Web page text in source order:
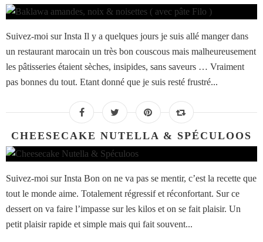
Suivez-moi sur Insta Il y a quelques jours je suis allé manger dans
un restaurant marocain un très bon couscous mais malheureusement
les pâtisseries étaient sèches, insipides, sans saveurs … Vraiment
pas bonnes du tout. Etant donné que je suis resté frustré...
CHEESECAKE NUTELLA & SPÉCULOOS
Suivez-moi sur Insta Bon on ne va pas se mentir, c’est la recette que
tout le monde aime. Totalement régressif et réconfortant. Sur ce
dessert on va faire l’impasse sur les kilos et on se fait plaisir. Un
petit plaisir rapide et simple mais qui fait souvent...